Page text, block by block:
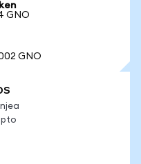
GNO
GNO